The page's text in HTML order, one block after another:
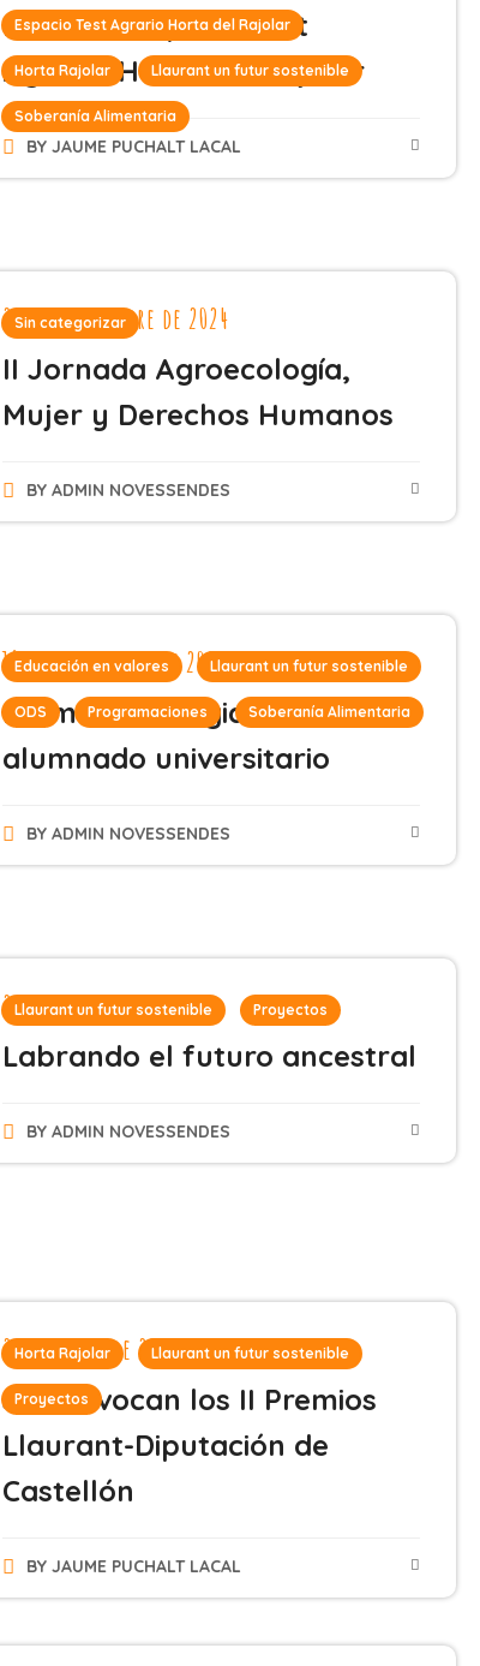
Espacio Test Agrario Horta del Rajolar
Horta Rajolar Llaurant un futur sostenible
Soberanía Alimentaria
Inicio del Espacio Test
Agrario Horta del Rajolar
BY JAUME PUCHALT LACAL
Sin categorizar
24 de septiembre de 2024
II Jornada Agroecología,
Mujer y Derechos Humanos
BY ADMIN NOVESSENDES
Educación en valores Llaurant un futur sostenible
ODS Programaciones Soberanía Alimentaria
18 de septiembre de 2024
Formación dirigida a
alumnado universitario
BY ADMIN NOVESSENDES
Llaurant un futur sostenible Proyectos
26 de julio de 2024
Labrando el futuro ancestral
BY ADMIN NOVESSENDES
Horta Rajolar Llaurant un futur sostenible
Proyectos
22 de mayo de 2024
Se convocan los II Premios
Llaurant-Diputación de
Castellón
BY JAUME PUCHALT LACAL